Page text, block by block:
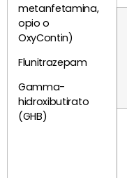
metanfetamina,
opio o
OxyContin)
Flunitrazepam
Gamma-
hidroxibutirato
(GHB)